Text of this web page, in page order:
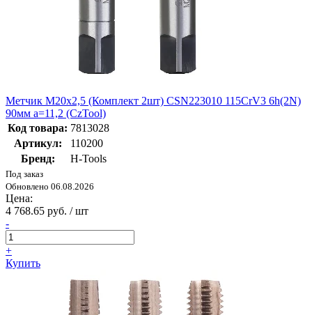
Метчик М20х2,5 (Комплект 2шт) CSN223010 115CrV3 6h(2N)
90мм a=11,2 (CzTool)
Код товара: 7813028
Артикул:
110200
Бренд:
H-Tools
Под заказ
Обновлено 06.08.2026
Цена:
4 768.65 руб. / шт
-
+
Купить